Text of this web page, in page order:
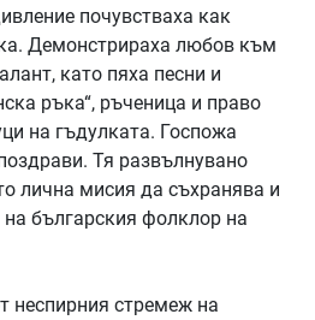
почувстваха как
Демонстрираха любов към
като пяха песни и
ръка“, ръченица и право
на гъдулката. Госпожа
Тя развълнувано
лична мисия да съхранява и
българския фолклор на
неспирния стремеж на